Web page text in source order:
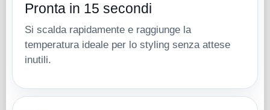
Pronta in 15 secondi
Si scalda rapidamente e raggiunge la
temperatura ideale per lo styling senza attese
inutili.